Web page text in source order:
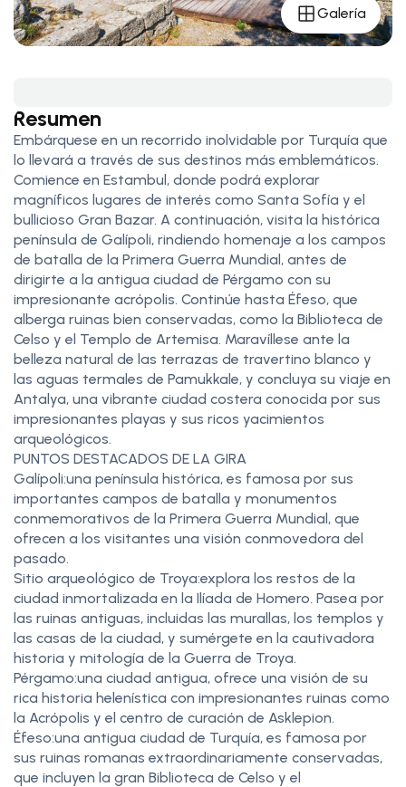
Galería
Resumen
Embárquese en un recorrido inolvidable por Turquía que
lo llevará a través de sus destinos más emblemáticos.
Comience en Estambul, donde podrá explorar
magníficos lugares de interés como Santa Sofía y el
bullicioso Gran Bazar. A continuación, visita la histórica
península de Galípoli, rindiendo homenaje a los campos
de batalla de la Primera Guerra Mundial, antes de
dirigirte a la antigua ciudad de Pérgamo con su
impresionante acrópolis. Continúe hasta Éfeso, que
alberga ruinas bien conservadas, como la Biblioteca de
Celso y el Templo de Artemisa. Maravíllese ante la
belleza natural de las terrazas de travertino blanco y
las aguas termales de Pamukkale, y concluya su viaje en
Antalya, una vibrante ciudad costera conocida por sus
impresionantes playas y sus ricos yacimientos
arqueológicos.
PUNTOS DESTACADOS DE LA GIRA
Galípoli:una península histórica, es famosa por sus
importantes campos de batalla y monumentos
conmemorativos de la Primera Guerra Mundial, que
ofrecen a los visitantes una visión conmovedora del
pasado.
Sitio arqueológico de Troya:explora los restos de la
ciudad inmortalizada en la Ilíada de Homero. Pasea por
las ruinas antiguas, incluidas las murallas, los templos y
las casas de la ciudad, y sumérgete en la cautivadora
historia y mitología de la Guerra de Troya.
Pérgamo:una ciudad antigua, ofrece una visión de su
rica historia helenística con impresionantes ruinas como
la Acrópolis y el centro de curación de Asklepion.
Éfeso:una antigua ciudad de Turquía, es famosa por
sus ruinas romanas extraordinariamente conservadas,
que incluyen la gran Biblioteca de Celso y el